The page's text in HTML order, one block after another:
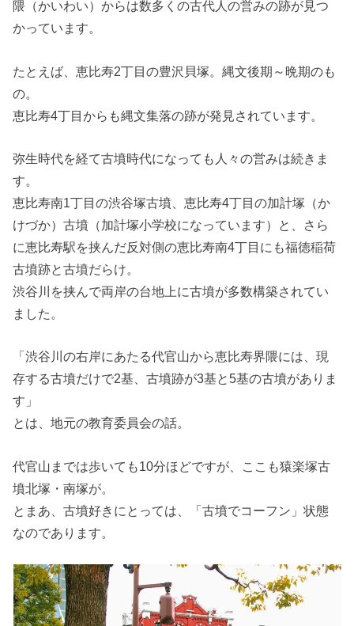
隈（かいわい）からは数多くの古代人の営みの跡が見つ
かっています。
たとえば、恵比寿2丁目の豊沢貝塚。縄文後期～晩期のも
の。
恵比寿4丁目からも縄文集落の跡が発見されています。
弥生時代を経て古墳時代になっても人々の営みは続きま
す。
恵比寿南1丁目の渋谷塚古墳、恵比寿4丁目の加計塚（か
けづか）古墳（加計塚小学校になっています）と、さら
に恵比寿駅を挟んだ反対側の恵比寿南4丁目にも福徳稲荷
古墳跡と古墳だらけ。
渋谷川を挟んで両岸の台地上に古墳が多数構築されてい
ました。
「渋谷川の右岸にあたる代官山から恵比寿界隈には、現
存する古墳だけで2基、古墳跡が3基と5基の古墳がありま
す」
とは、地元の教育委員会の話。
代官山までは歩いても10分ほどですが、ここも猿楽塚古
墳北塚・南塚が。
とまあ、古墳好きにとっては、「古墳でコーフン」状態
なのであります。